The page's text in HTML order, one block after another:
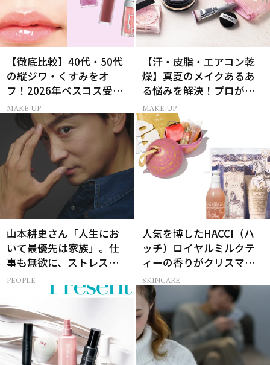
【徹底比較】40代・50代
の縦ジワ・くすみをオ
フ！2026年ベスコス受賞
リキッドルージュ3選
MAKE UP
【汗・皮脂・エアコン乾
燥】真夏のメイクあるあ
る悩みを解決！プロが教
えるパウダー活用術
MAKE UP
山本耕史さん「人生にお
いて最優先は家族」。仕
事も無欲に、ストレスを
溜めない生き方
PEOPLE
人気を博したHACCI（ハ
ッチ）ロイヤルミルクテ
ィーの香りがクリスマス
に向けて限定セットで復
刻！
SKINCARE